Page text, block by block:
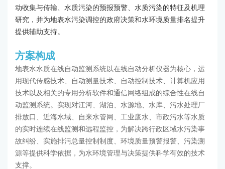
动收集与传输、水质污染的预报预警、水质污染的特征及机理
研究，并为地表水污染调控的政府决策和水环境质量排名提升
提供辅助支持。
方案构成
地表水水质在线自动监测系统以在线自动分析仪器为核心，运
用现代传感技术、自动测量技术、自动控制技术、计算机应用
技术以及相关的专用分析软件和通信网络组成的综合性在线自
动监测系统。实现对江河、湖泊、水源地、水库、污水处理厂
排放口、近海水域、自来水管网、工业废水、市政污水等水质
的实时连续在线监测和远程监控，为解决跨行政区域水污染事
故纠纷、实施排污总量控制制度、环境质量预警报警、污染溯
源等提供科学依据，为水环境管理与决策提供科学有效的技术
支撑。